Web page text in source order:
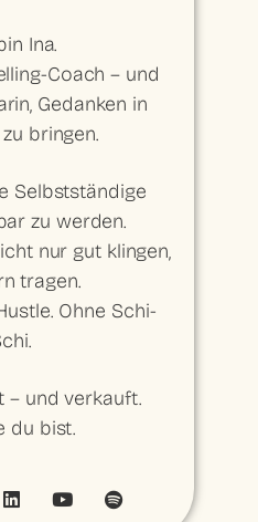
Ina.
Coach – und
Gedanken in
bringen.
Selbstständige
zu werden.
nur gut klingen,
tragen.
Ohne Schi-
– und verkauft.
du bist.